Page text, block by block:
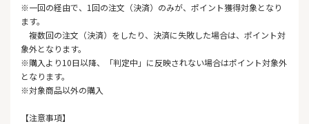
※一回の経由で、1回の注文（決済）のみが、ポイント獲得対象となり
ます。
複数回の注文（決済）をしたり、決済に失敗した場合は、ポイント対
象外となります。
※購入より10日以降、「判定中」に反映されない場合はポイント対象外
となります。
※対象商品以外の購入
【注意事項】